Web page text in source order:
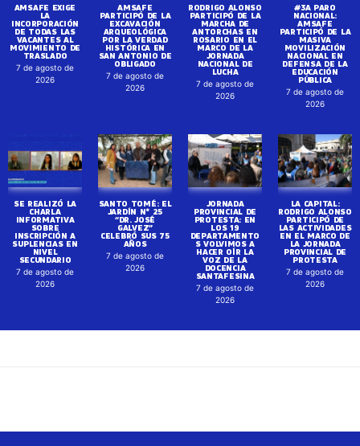
AMSAFE EXIGE
LA
INCORPORACIÓN
DE TODAS LAS
VACANTES AL
MOVIMIENTO DE
TRASLADO
7 de agosto de
2026
AMSAFE
PARTICIPÓ DE LA
EXCAVACIÓN
ARQUEOLÓGICA
POR LA VERDAD
HISTÓRICA EN
SAN ANTONIO DE
OBLIGADO
7 de agosto de
2026
RODRIGO ALONSO
PARTICIPÓ DE LA
MARCHA DE
ANTORCHAS EN
ROSARIO EN EL
MARCO DE LA
JORNADA
NACIONAL DE
LUCHA
7 de agosto de
2026
#3A PARO
NACIONAL:
AMSAFE
PARTICIPÓ DE LA
MASIVA
MOVILIZACIÓN
NACIONAL EN
DEFENSA DE LA
EDUCACIÓN
PÚBLICA
7 de agosto de
2026
SE REALIZÓ LA
CHARLA
INFORMATIVA
SOBRE
INSCRIPCIÓN A
SUPLENCIAS EN
NIVEL
SECUNDARIO
7 de agosto de
2026
SANTO TOMÉ: EL
JARDÍN N° 25
“DR. JOSÉ
GALVEZ”
CELEBRÓ SUS 75
AÑOS
7 de agosto de
2026
JORNADA
PROVINCIAL DE
PROTESTA: EN
LOS 19
DEPARTAMENTO
S VOLVIMOS A
HACER OÍR LA
VOZ DE LA
DOCENCIA
SANTAFESINA
7 de agosto de
2026
LA CAPITAL:
RODRIGO ALONSO
PARTICIPÓ DE
LAS ACTIVIDADES
EN EL MARCO DE
LA JORNADA
PROVINCIAL DE
PROTESTA
7 de agosto de
2026